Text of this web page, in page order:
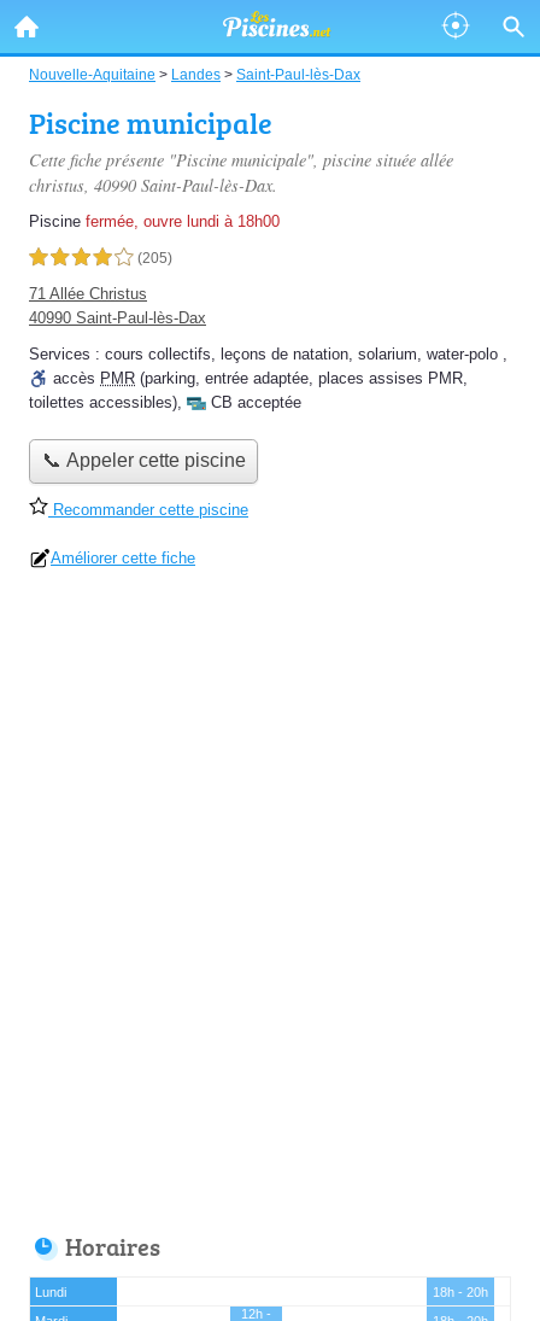
Nouvelle-Aquitaine > Landes > Saint-Paul-lès-Dax
Piscine municipale
Cette fiche présente "Piscine municipale", piscine située allée
christus, 40990 Saint-Paul-lès-Dax.
Piscine fermée, ouvre lundi à 18h00
4,0 étoiles sur 5 (205)
71 Allée Christus
40990 Saint-Paul-lès-Dax
Services : cours collectifs, leçons de natation, solarium, water-polo ,
accès PMR (parking, entrée adaptée, places assises PMR,
toilettes accessibles), CB acceptée
📞 Appeler cette piscine
Recommander cette piscine
Améliorer cette fiche
Horaires
Lundi
18h - 20h
12h -